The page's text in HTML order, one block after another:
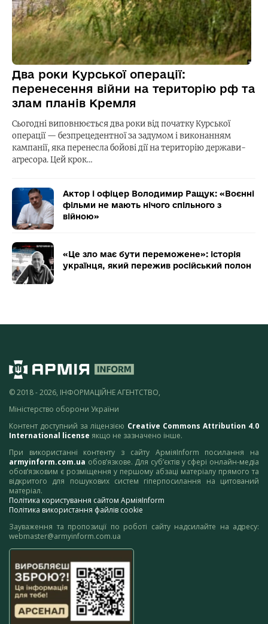
Два роки Курської операції:
перенесення війни на територію рф та
злам планів Кремля
Сьогодні виповнюється два роки від початку Курської
операції — безпрецедентної за задумом і виконанням
кампанії, яка перенесла бойові дії на територію держави-
агресора. Цей крок…
Актор і офіцер Володимир Ращук: «Воєнні
фільми не мають нічого спільного з
війною»
«Це зло має бути переможене»: історія
українця, який пережив російський полон
© 2018 - 2026, ІНФОРМАЦІЙНЕ АГЕНТСТВО,
Міністерство оборони України
Контент доступний за ліцензією Creative Commons Attribution 4.0
International license якщо не зазначено інше.
При використанні контенту з сайту АрміяInform посилання на
armyinform.com.ua обов’язкове. Для суб’єктів у сфері онлайн-медіа
обов’язковим є розміщення у першому абзаці матеріалу прямого та
відкритого для пошукових систем гіперпосилання на цитований
матеріал.
Політика користування сайтом АрміяInform
Політика використання файлів cookie
Зауваження та пропозиції по роботі сайту надсилайте на адресу:
webmaster@armyinform.com.ua